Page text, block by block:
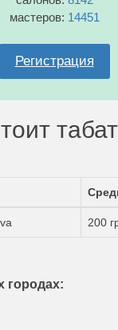
мастеров: 14451
Регистрация
200
городах: